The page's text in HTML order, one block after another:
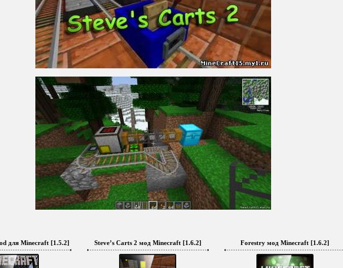
для Minecraft [1.5.2] Steve’s Carts 2 мод Minecraft [1.6.2] Forestry мод Minecraft [1.6.2]